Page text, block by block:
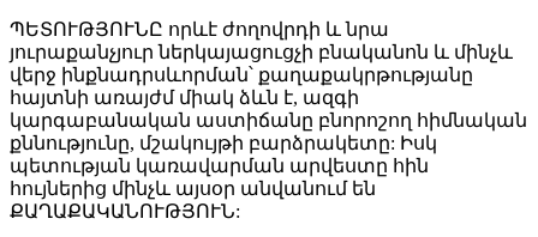
ՊԵՏՈՒԹՅՈՒՆԸ որևէ ժողովրդի և նրա
յուրաքանչյուր ներկայացուցչի բնականոն և մինչև
վերջ ինքնադրսևորման՝ քաղաքակրթությանը
հայտնի առայժմ միակ ձևն է, ազգի
կարգաբանական աստիճանը բնորոշող հիմնական
քննությունը, մշակույթի բարձրակետը: Իսկ
պետության կառավարման արվեստը հին
հույներից մինչև այսօր անվանում են
ՔԱՂԱՔԱԿԱՆՈՒԹՅՈՒՆ: